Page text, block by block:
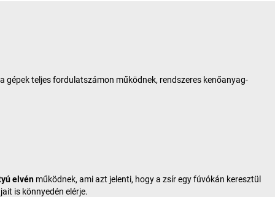
teljes fordulatszámon működnek, rendszeres kenőanyag-
elvén működnek, ami azt jelenti, hogy a zsír egy fúvókán keresztül
is könnyedén elérje.